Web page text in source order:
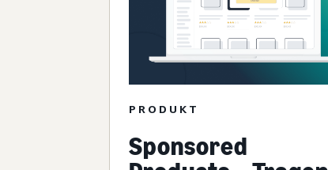
PRODUKT
Sponsored